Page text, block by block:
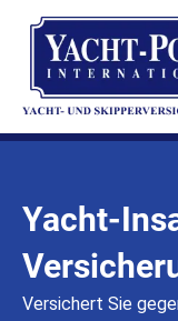
springen
Yacht-
Versichert Sie